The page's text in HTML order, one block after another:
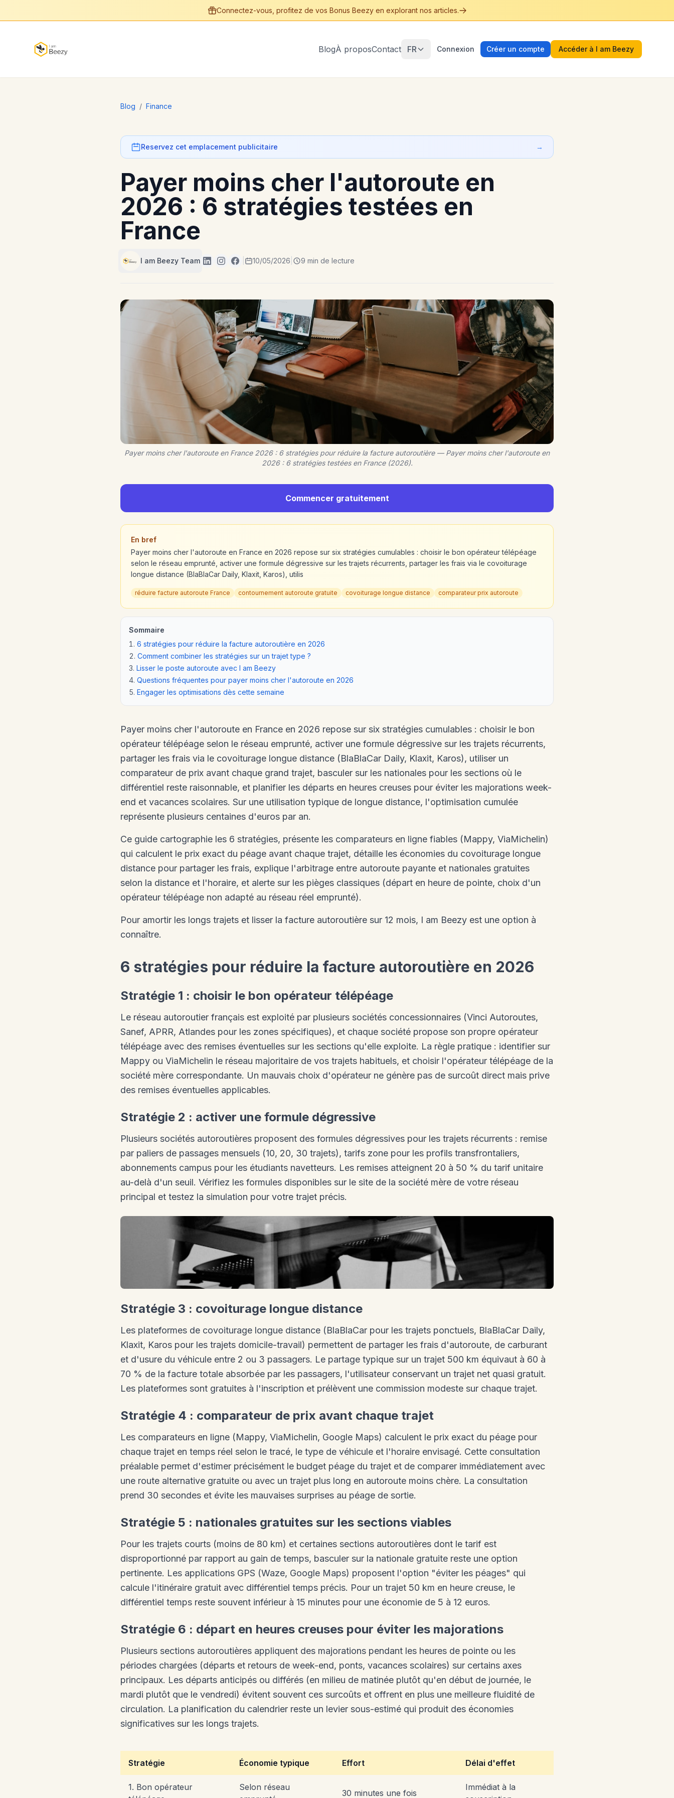
Connectez-vous, profitez de vos Bonus Beezy en explorant nos articles.
BlogÀ proposContact FR Connexion Créer un compte Accéder à I am Beezy
Blog / Finance
Reservez cet emplacement publicitaire →
Payer moins cher l'autoroute en
2026 : 6 stratégies testées en
France
I am Beezy Team 10/05/2026 9 min de lecture
Payer moins cher l'autoroute en France 2026 : 6 stratégies pour réduire la facture autoroutière — Payer moins cher l'autoroute en
2026 : 6 stratégies testées en France (2026).
Commencer gratuitement
En bref
Payer moins cher l'autoroute en France en 2026 repose sur six stratégies cumulables : choisir le bon opérateur télépéage
selon le réseau emprunté, activer une formule dégressive sur les trajets récurrents, partager les frais via le covoiturage
longue distance (BlaBlaCar Daily, Klaxit, Karos), utilis
réduire facture autoroute France contournement autoroute gratuite covoiturage longue distance comparateur prix autoroute
Sommaire
6 stratégies pour réduire la facture autoroutière en 2026
Comment combiner les stratégies sur un trajet type ?
Lisser le poste autoroute avec I am Beezy
Questions fréquentes pour payer moins cher l'autoroute en 2026
Engager les optimisations dès cette semaine
Payer moins cher l'autoroute en France en 2026 repose sur six stratégies cumulables : choisir le bon
opérateur télépéage selon le réseau emprunté, activer une formule dégressive sur les trajets récurrents,
partager les frais via le covoiturage longue distance (BlaBlaCar Daily, Klaxit, Karos), utiliser un
comparateur de prix avant chaque grand trajet, basculer sur les nationales pour les sections où le
différentiel reste raisonnable, et planifier les départs en heures creuses pour éviter les majorations week-
end et vacances scolaires. Sur une utilisation typique de longue distance, l'optimisation cumulée
représente plusieurs centaines d'euros par an.
Ce guide cartographie les 6 stratégies, présente les comparateurs en ligne fiables (Mappy, ViaMichelin)
qui calculent le prix exact du péage avant chaque trajet, détaille les économies du covoiturage longue
distance pour partager les frais, explique l'arbitrage entre autoroute payante et nationales gratuites
selon la distance et l'horaire, et alerte sur les pièges classiques (départ en heure de pointe, choix d'un
opérateur télépéage non adapté au réseau réel emprunté).
Pour amortir les longs trajets et lisser la facture autoroutière sur 12 mois, I am Beezy est une option à
connaître.
6 stratégies pour réduire la facture autoroutière en 2026
Stratégie 1 : choisir le bon opérateur télépéage
Le réseau autoroutier français est exploité par plusieurs sociétés concessionnaires (Vinci Autoroutes,
Sanef, APRR, Atlandes pour les zones spécifiques), et chaque société propose son propre opérateur
télépéage avec des remises éventuelles sur les sections qu'elle exploite. La règle pratique : identifier sur
Mappy ou ViaMichelin le réseau majoritaire de vos trajets habituels, et choisir l'opérateur télépéage de la
société mère correspondante. Un mauvais choix d'opérateur ne génère pas de surcoût direct mais prive
des remises éventuelles applicables.
Stratégie 2 : activer une formule dégressive
Plusieurs sociétés autoroutières proposent des formules dégressives pour les trajets récurrents : remise
par paliers de passages mensuels (10, 20, 30 trajets), tarifs zone pour les profils transfrontaliers,
abonnements campus pour les étudiants navetteurs. Les remises atteignent 20 à 50 % du tarif unitaire
au-delà d'un seuil. Vérifiez les formules disponibles sur le site de la société mère de votre réseau
principal et testez la simulation pour votre trajet précis.
Stratégie 3 : covoiturage longue distance
Les plateformes de covoiturage longue distance (BlaBlaCar pour les trajets ponctuels, BlaBlaCar Daily,
Klaxit, Karos pour les trajets domicile-travail) permettent de partager les frais d'autoroute, de carburant
et d'usure du véhicule entre 2 ou 3 passagers. Le partage typique sur un trajet 500 km équivaut à 60 à
70 % de la facture totale absorbée par les passagers, l'utilisateur conservant un trajet net quasi gratuit.
Les plateformes sont gratuites à l'inscription et prélèvent une commission modeste sur chaque trajet.
Stratégie 4 : comparateur de prix avant chaque trajet
Les comparateurs en ligne (Mappy, ViaMichelin, Google Maps) calculent le prix exact du péage pour
chaque trajet en temps réel selon le tracé, le type de véhicule et l'horaire envisagé. Cette consultation
préalable permet d'estimer précisément le budget péage du trajet et de comparer immédiatement avec
une route alternative gratuite ou avec un trajet plus long en autoroute moins chère. La consultation
prend 30 secondes et évite les mauvaises surprises au péage de sortie.
Stratégie 5 : nationales gratuites sur les sections viables
Pour les trajets courts (moins de 80 km) et certaines sections autoroutières dont le tarif est
disproportionné par rapport au gain de temps, basculer sur la nationale gratuite reste une option
pertinente. Les applications GPS (Waze, Google Maps) proposent l'option "éviter les péages" qui
calcule l'itinéraire gratuit avec différentiel temps précis. Pour un trajet 50 km en heure creuse, le
différentiel temps reste souvent inférieur à 15 minutes pour une économie de 5 à 12 euros.
Stratégie 6 : départ en heures creuses pour éviter les majorations
Plusieurs sections autoroutières appliquent des majorations pendant les heures de pointe ou les
périodes chargées (départs et retours de week-end, ponts, vacances scolaires) sur certains axes
principaux. Les départs anticipés ou différés (en milieu de matinée plutôt qu'en début de journée, le
mardi plutôt que le vendredi) évitent souvent ces surcoûts et offrent en plus une meilleure fluidité de
circulation. La planification du calendrier reste un levier sous-estimé qui produit des économies
significatives sur les longs trajets.
Stratégie Économie typique Effort Délai d'effet
1. Bon opérateur
Selon réseau
30 minutes une fois
Immédiat à la